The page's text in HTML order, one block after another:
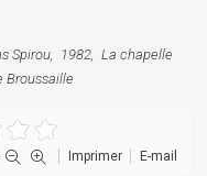
Spirou 1982 La chapelle
Broussaille
Imprimer E-mail